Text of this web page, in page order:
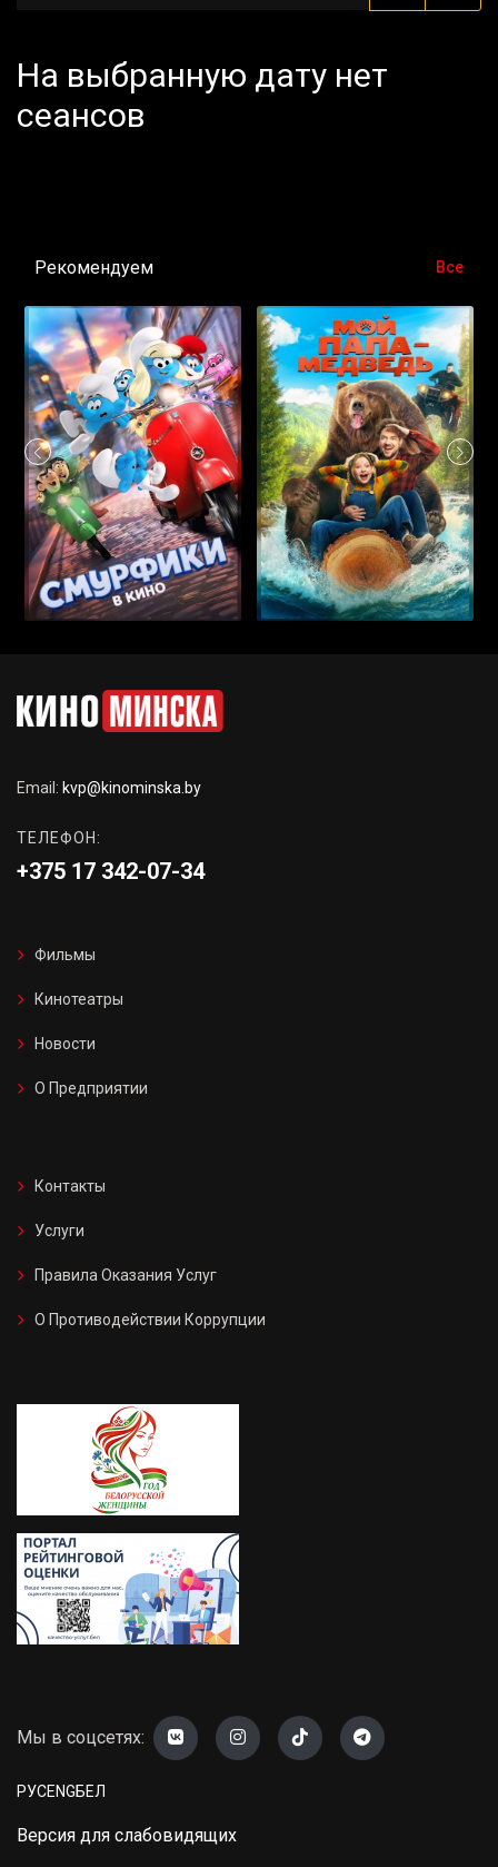
На выбранную дату нет
сеансов
Рекомендуем Все
Email: kvp@kinominska.by
ТЕЛЕФОН:
+375 17 342-07-34
Фильмы
Кинотеатры
Новости
О Предприятии
Контакты
Услуги
Правила Оказания Услуг
О Противодействии Коррупции
Мы в соцсетях:
РУСENGБЕЛ
Версия для слабовидящих